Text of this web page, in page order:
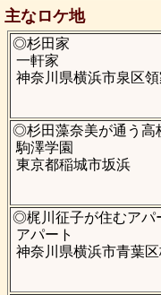
主なロケ地
◎杉田家
一軒家
神奈川県横浜市泉区領
◎杉田藻奈美が通う高
駒澤学園
東京都稲城市坂浜
◎梶川征子が住むアパ
アパート
神奈川県横浜市青葉